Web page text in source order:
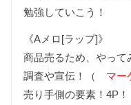
勉強していこう！
《Aメロ[ラップ]》
商品売るため、やって
調査や宣伝！（ マー
売り手側の要素！4P！